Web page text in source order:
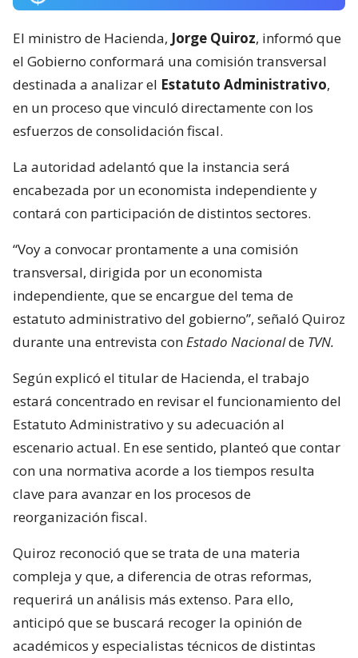
El ministro de Hacienda, Jorge Quiroz, informó que
el Gobierno conformará una comisión transversal
destinada a analizar el Estatuto Administrativo,
en un proceso que vinculó directamente con los
esfuerzos de consolidación fiscal.
La autoridad adelantó que la instancia será
encabezada por un economista independiente y
contará con participación de distintos sectores.
“Voy a convocar prontamente a una comisión
transversal, dirigida por un economista
independiente, que se encargue del tema de
estatuto administrativo del gobierno”, señaló Quiroz
durante una entrevista con Estado Nacionalde TVN.
Según explicó el titular de Hacienda, el trabajo
estará concentrado en revisar el funcionamiento del
Estatuto Administrativo y su adecuación al
escenario actual. En ese sentido, planteó que contar
con una normativa acorde a los tiempos resulta
clave para avanzar en los procesos de
reorganización fiscal.
Quiroz reconoció que se trata de una materia
compleja y que, a diferencia de otras reformas,
requerirá un análisis más extenso. Para ello,
anticipó que se buscará recoger la opinión de
académicos y especialistas técnicos de distintas